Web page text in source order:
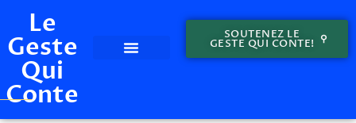
Le
Geste
Qui
Conte
SOUTENEZ LE
GESTE QUI CONTE!